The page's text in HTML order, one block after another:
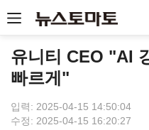
유니티 CEO "AI
빠르게"
입력: 2025-04-15 14:50:04
수정: 2025-04-15 16:20:27